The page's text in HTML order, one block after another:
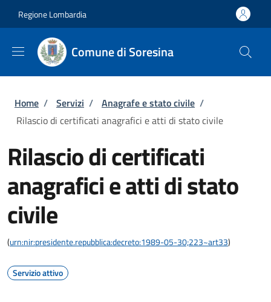
Regione Lombardia
Comune di Soresina
Briciole di pane
Home / Servizi / Anagrafe e stato civile /
Rilascio di certificati anagrafici e atti di stato civile
Rilascio di certificati
anagrafici e atti di stato
civile
(urn:nir:presidente.repubblica:decreto:1989-05-30;223~art33)
Servizio attivo